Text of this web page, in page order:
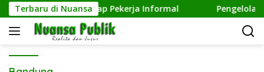
Langsung
ke
konten
Terbaru di Nuansa
terhadap Pekerja Informal Pengelolaan